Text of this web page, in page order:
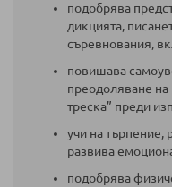
подобрява
дикцията,
съревнования,
повишава
преодоляване на
треска” преди
учи на търпение,
развива
подобрява